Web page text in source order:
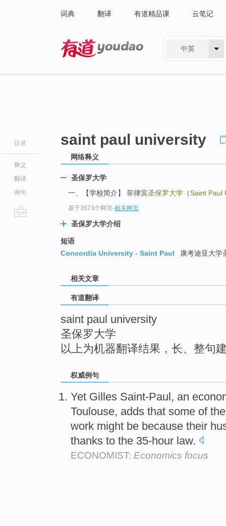
词典 翻译 有道精品课 云笔记
中英
目录
释义
翻译
例句
saint paul university
网络释义
圣保罗大学
一、【学校简介】 菲律宾圣保罗大学 （Saint Paul
基于2673个网页-相关网页
圣保罗大学介绍
短语
Concordia University - Saint Paul
康考迪亚大学
相关文章
有道翻译
saint paul university
圣保罗大学
以上为机器翻译结果，长、整句
权威例句
Yet Gilles Saint-Paul, an
Toulouse, adds that some of
work might be because their
thanks to the 35-hour law.
ECONOMIST: Economics focus